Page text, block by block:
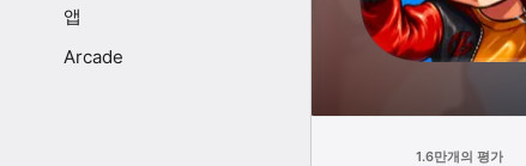
앱
Arcade
1.6만개의 평가